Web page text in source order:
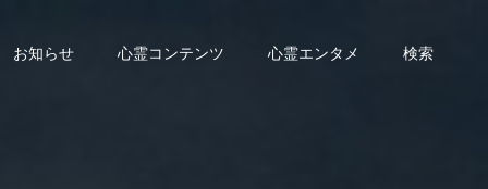
お知らせ 心霊コンテンツ 心霊エンタメ 検索